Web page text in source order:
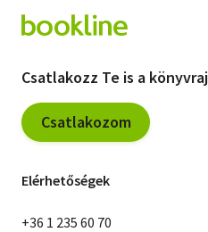
Csatlakozz Te is a
Csatlakozom
Elérhetőségek
+36 1 235 60 70